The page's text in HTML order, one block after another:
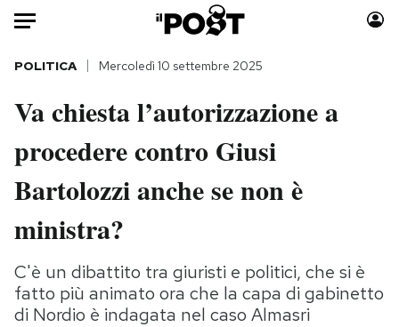
Auto
HOME
Italia
Politica
Tecnologia
Scienza
Cultura
Moda
Consumismi
Media
Europa
POLITICA Mercoledì 10 settembre 2025
Va chiesta l’autorizzazione a
procedere contro Giusi
Bartolozzi anche se non è
ministra?
C'è un dibattito tra giuristi e politici, che si è
fatto più animato ora che la capa di gabinetto
di Nordio è indagata nel caso Almasri